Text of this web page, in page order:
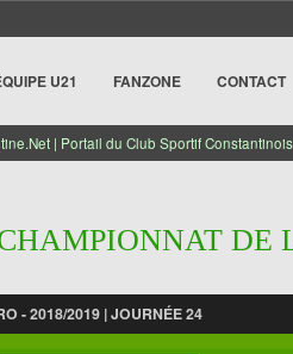
U21 FANZONE CONTACT
| Portail du Club Sportif Constantinois
DE
- 2018/2019 | JOURNÉE 24